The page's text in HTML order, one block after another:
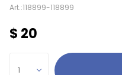
118899-118899
$ 20
1